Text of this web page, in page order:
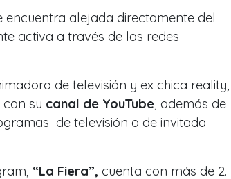
encuentra alejada directamente del
activa a través de las redes
de televisión y ex chica reality,
su canal de YouTube , además de
de televisión o de invitada
“La Fiera”, cuenta con más de 2.